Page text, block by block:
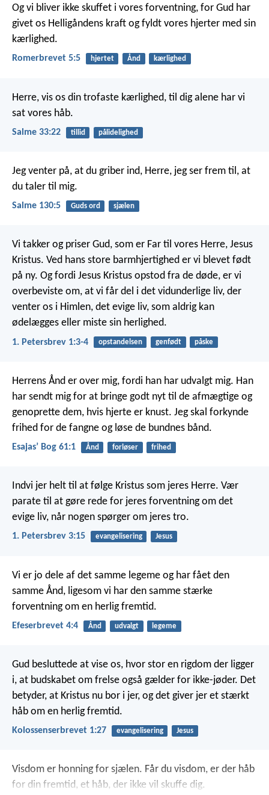
Og vi bliver ikke skuffet i vores forventning, for Gud har
givet os Helligåndens kraft og fyldt vores hjerter med sin
kærlighed.
Romerbrevet 5:5 hjertet Ånd kærlighed
Herre, vis os din trofaste kærlighed, til dig alene har vi
sat vores håb.
Salme 33:22 tillid pålidelighed
Jeg venter på, at du griber ind, Herre, jeg ser frem til, at
du taler til mig.
Salme 130:5 Guds ord sjælen
Vi takker og priser Gud, som er Far til vores Herre, Jesus
Kristus. Ved hans store barmhjertighed er vi blevet født
på ny. Og fordi Jesus Kristus opstod fra de døde, er vi
overbeviste om, at vi får del i det vidunderlige liv, der
venter os i Himlen, det evige liv, som aldrig kan
ødelægges eller miste sin herlighed.
1. Petersbrev 1:3-4 opstandelsen genfødt påske
Herrens Ånd er over mig, fordi han har udvalgt mig. Han
har sendt mig for at bringe godt nyt til de afmægtige og
genoprette dem, hvis hjerte er knust. Jeg skal forkynde
frihed for de fangne og løse de bundnes bånd.
Esajasʼ Bog 61:1 Ånd forløser frihed
Indvi jer helt til at følge Kristus som jeres Herre. Vær
parate til at gøre rede for jeres forventning om det
evige liv, når nogen spørger om jeres tro.
1. Petersbrev 3:15 evangelisering Jesus
Vi er jo dele af det samme legeme og har fået den
samme Ånd, ligesom vi har den samme stærke
forventning om en herlig fremtid.
Efeserbrevet 4:4 Ånd udvalgt legeme
Gud besluttede at vise os, hvor stor en rigdom der ligger
i, at budskabet om frelse også gælder for ikke-jøder. Det
betyder, at Kristus nu bor i jer, og det giver jer et stærkt
håb om en herlig fremtid.
Kolossenserbrevet 1:27 evangelisering Jesus
Visdom er honning for sjælen. Får du visdom, er der håb
for din fremtid, et håb, der ikke vil skuffe dig.